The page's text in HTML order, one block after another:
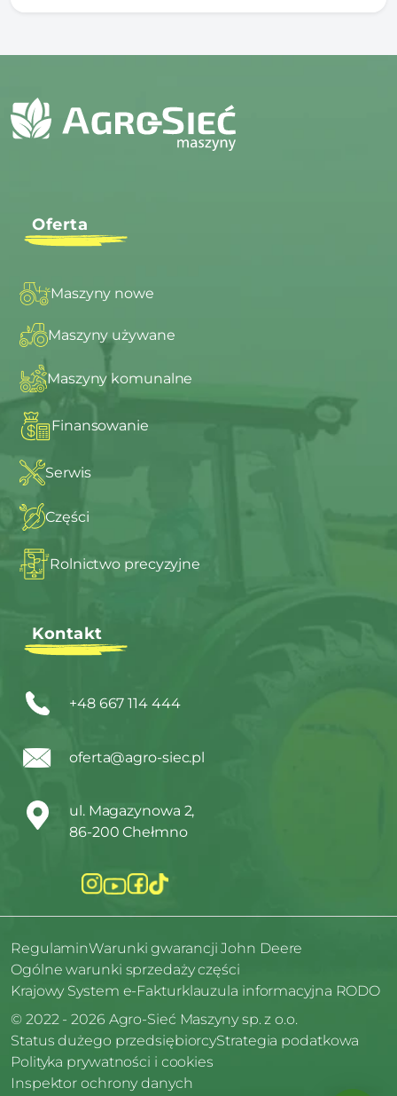
Oferta
Maszyny nowe
Maszyny używane
Maszyny komunalne
Finansowanie
Serwis
Części
Rolnictwo precyzyjne
Kontakt
+48 667 114 444
oferta@agro-siec.pl
ul. Magazynowa 2,
86-200 Chełmno
RegulaminWarunki gwarancji John Deere
Ogólne warunki sprzedaży części
Krajowy System e-Fakturklauzula informacyjna RODO
© 2022 - 2026 Agro-Sieć Maszyny sp. z o.o.
Status dużego przedsiębiorcyStrategia podatkowa
Polityka prywatności i cookies
Inspektor ochrony danych